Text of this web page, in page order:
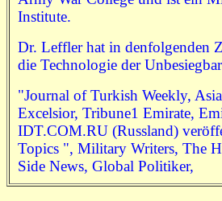
Institute.
Dr. Leffler hat in denfolgenden
die Technologie der
"Journal of Turkish Weekly,
Excelsior, Tribune1 Emirate,
IDT.COM.RU (Russland)
Topics ", Military Writers, The
Side News, Global Politiker,